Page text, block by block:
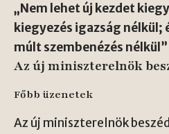
„Nem lehet új kezdet
kiegyezés igazság nélkül;
múlt szembenézés nélkül”
Az új miniszterelnök
Főbb üzenetek
Az új miniszterelnök